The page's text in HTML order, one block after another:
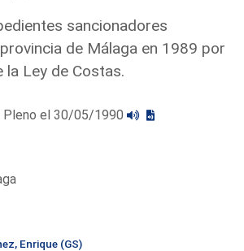
sancionadores
de Málaga en 1989 por
Ley de Costas.
Pleno el 30/05/1990
Enrique (GS)